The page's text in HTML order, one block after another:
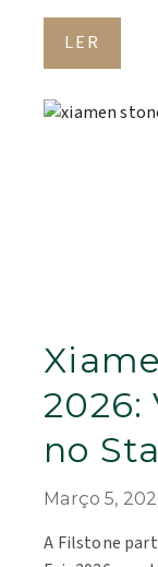
LER
2026:
no
Março 5,
A Filstone